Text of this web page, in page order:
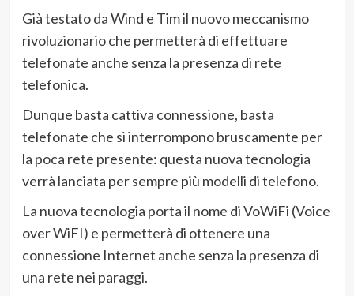
Già testato da Wind e Tim il nuovo meccanismo
rivoluzionario che permetterà di effettuare
telefonate anche senza la presenza di rete
telefonica.
Dunque basta cattiva connessione, basta
telefonate che si interrompono bruscamente per
la poca rete presente: questa nuova tecnologia
verrà lanciata per sempre più modelli di telefono.
La nuova tecnologia porta il nome di VoWiFi (Voice
over WiFI) e permetterà di ottenere una
connessione Internet anche senza la presenza di
una rete nei paraggi.